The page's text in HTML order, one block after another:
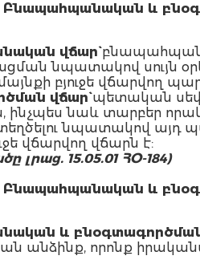
Բնապահպանական և
վճար`
նպատակով
բյուջե վճարվող
վճար`պետական
ինչպես նաև տարբեր
նպատակով այդ
վճարվող վճարն է:
լրաց. 15.05.01 ՀՕ-184)
Բնապահպանական և
և բնօգտագործման
անձինք, որոնք